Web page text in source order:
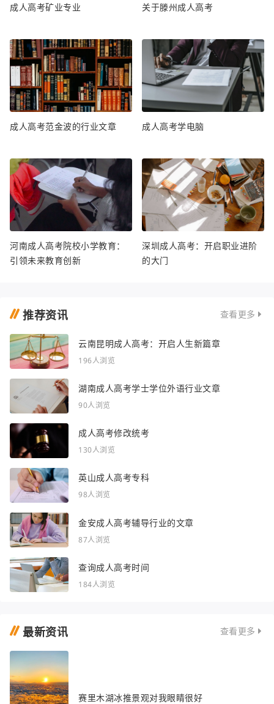
成人高考矿业专业 关于滕州成人高考
成人高考范金波的行业文章 成人高考学电脑
河南成人高考院校小学教育：
引领未来教育创新
深圳成人高考：开启职业进阶
的大门
推荐资讯 查看更多
云南昆明成人高考：开启人生新篇章
196人浏览
湖南成人高考学士学位外语行业文章
90人浏览
成人高考修改统考
130人浏览
英山成人高考专科
98人浏览
金安成人高考辅导行业的文章
87人浏览
查询成人高考时间
184人浏览
最新资讯 查看更多
赛里木湖冰推景观对我眼睛很好